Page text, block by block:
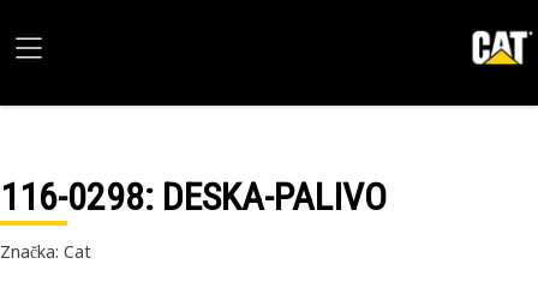
116-0298: DESKA-PALIVO
Značka: Cat